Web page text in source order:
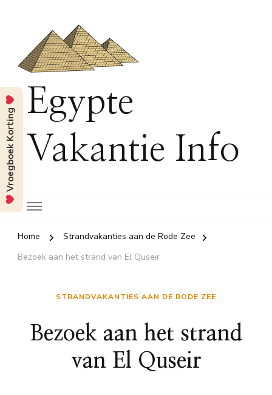
Egypte
Vakantie Info
Home
Strandvakanties aan de Rode Zee
Bezoek aan het strand van El Quseir
STRANDVAKANTIES AAN DE RODE ZEE
Bezoek aan het strand
van El Quseir
Vroegboek Korting